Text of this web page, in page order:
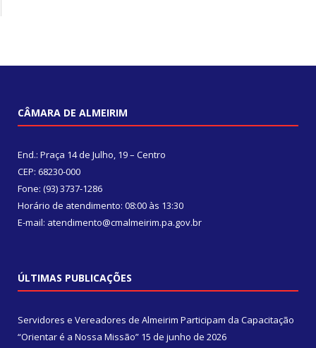
CÂMARA DE ALMEIRIM
End.: Praça 14 de Julho, 19 – Centro
CEP: 68230-000
Fone: (93) 3737-1286
Horário de atendimento: 08:00 às 13:30
E-mail: atendimento@cmalmeirim.pa.gov.br
ÚLTIMAS PUBLICAÇÕES
Servidores e Vereadores de Almeirim Participam da Capacitação
“Orientar é a Nossa Missão” 15 de junho de 2026